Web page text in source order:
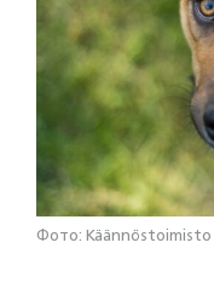
Фото: Käännöstoimisto